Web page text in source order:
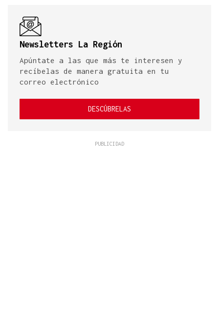
Newsletters La Región
Apúntate a las que más te interesen y
recíbelas de manera gratuita en tu
correo electrónico
DESCÚBRELAS